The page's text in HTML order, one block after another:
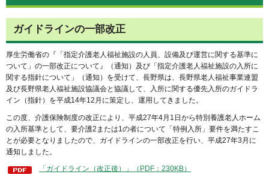
ガイドラインの一部改正
厚生労働省の『「指定介護老人福祉施設の人員、設備及び運営に関する基準に
ついて」の一部改正について』（通知）及び「指定介護老人福祉施設の入所に
関する指針について」（通知）を受けて、長野県は、長野県老人福祉事業連盟
及び長野県老人福祉施設協議会と協議して、入所に関する優先入所のガイドラ
イン（指針）を平成14年12月に策定し、運用してきました。
この度、介護保険制度の改正により、平成27年4月1日から特別養護老人ホーム
の入所基準として、要介護2または1の者について「特例入所」要件を満たすこ
とが必要となりましたので、ガイドラインの一部改正を行い、平成27年3月に
通知しました。
「ガイドライン（改正後）」（PDF：230KB）